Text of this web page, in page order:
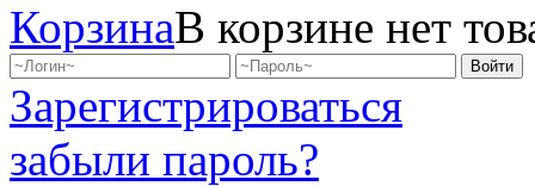
КорзинаВ корзине нет
Зарегистрироваться
забыли пароль?